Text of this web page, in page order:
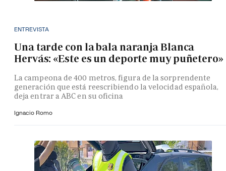
ENTREVISTA
Una tarde con la bala naranja Blanca
Hervás: «Este es un deporte muy puñetero»
La campeona de 400 metros, figura de la sorprendente
generación que está reescribiendo la velocidad española,
deja entrar a ABC en su oficina
Ignacio Romo